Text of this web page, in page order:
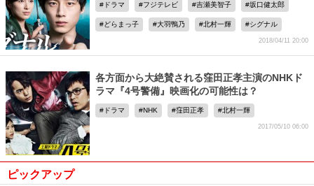
ドラマ フジテレビ 吉瀬美智子 坂口健太郎
どらまっ子 大羽鴨乃 北村一輝 シグナル
2018/04/11 20:00
各方面から大絶賛される窪田正孝主演のNHKド
ラマ『4号警備』映画化の可能性は？
ドラマ NHK 窪田正孝 北村一輝
2017/05/10 06:00
ピックアップ